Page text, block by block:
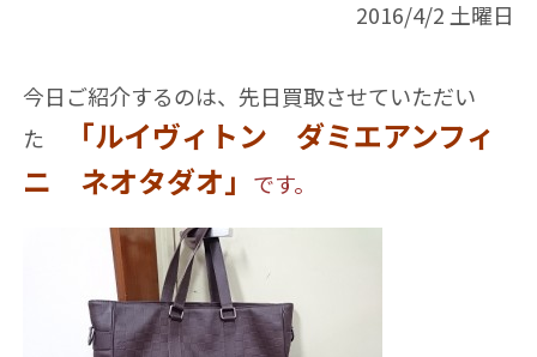
2016/4/2 土曜日
今日ご紹介するのは、先日買取させていただい
た
「ルイヴィトン ダミエアンフィ
ニ ネオタダオ」
です。